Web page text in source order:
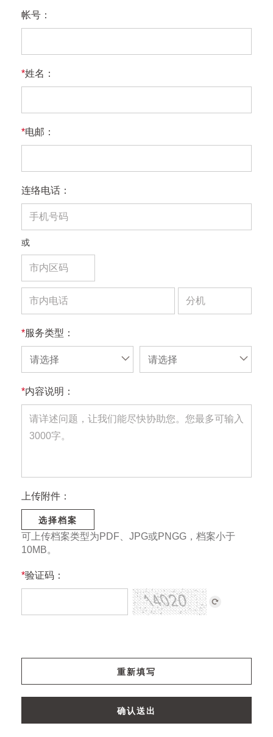
帐号：
*姓名：
*电邮：
连络电话：
或
*服务类型：
请选择 请选择
*内容说明：
上传附件：
选择档案
可上传档案类型为PDF、JPG或PNGG，档案小于
10MB。
*验证码：